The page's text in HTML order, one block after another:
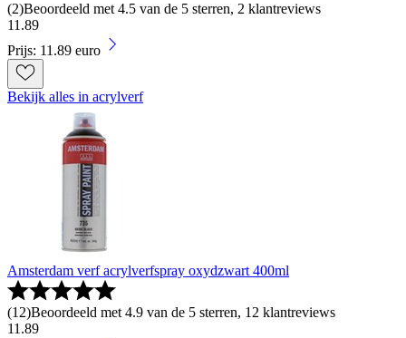
(2)Beoordeeld met 4.5 van de 5 sterren, 2 klantreviews
11 .89
Prijs: 11.89 euro
Bekijk alles in acrylverf
Amsterdam verf acrylverfspray oxydzwart 400ml
(12)Beoordeeld met 4.9 van de 5 sterren, 12 klantreviews
11 .89